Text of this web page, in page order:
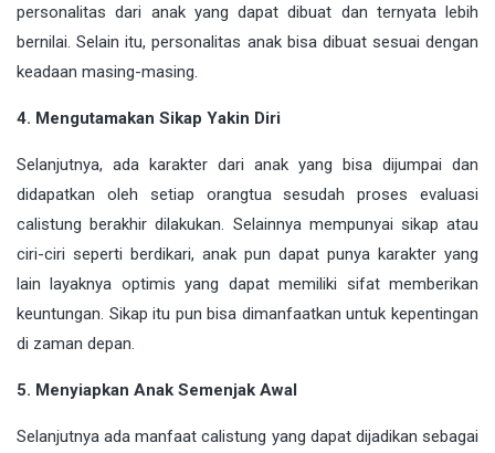
personalitas dari anak yang dapat dibuat dan ternyata lebih
bernilai. Selain itu, personalitas anak bisa dibuat sesuai dengan
keadaan masing-masing.
4. Mengutamakan Sikap Yakin Diri
Selanjutnya, ada karakter dari anak yang bisa dijumpai dan
didapatkan oleh setiap orangtua sesudah proses evaluasi
calistung berakhir dilakukan. Selainnya mempunyai sikap atau
ciri-ciri seperti berdikari, anak pun dapat punya karakter yang
lain layaknya optimis yang dapat memiliki sifat memberikan
keuntungan. Sikap itu pun bisa dimanfaatkan untuk kepentingan
di zaman depan.
5. Menyiapkan Anak Semenjak Awal
Selanjutnya ada manfaat calistung yang dapat dijadikan sebagai